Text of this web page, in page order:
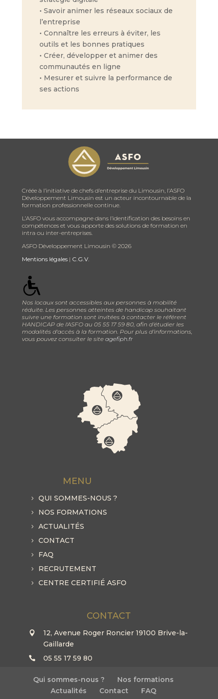
• Savoir animer les réseaux sociaux de
l’entreprise
• Connaître les erreurs à éviter, les
outils et les bonnes pratiques
• Créer, développer et animer des
communautés en ligne
• Mesurer et suivre la performance de
ses actions
Créée à l’initiative de chefs d’entreprise du Limousin, l’ASFO
Développement Limousin est un acteur incontournable de la
formation professionnelle continue.
L’ASFO vous accompagne dans l’identification des besoins en
compétences et vous apporte des solutions de formation en
intra ou inter-entreprises.
ASFO Développement Limousin © 2026
Mentions légales| C.G.V.
Nos locaux sont accessibles aux personnes à mobilité
réduite. Les personnes atteintes de handicap souhaitant
suivre une formation sont invitées à contacter le référent
HANDICAP de l'ASFO au 05 55 17 59 80, afin d’étudier les
modalités d'accès à la formation. Pour plus d’informations,
vous pouvez consulter le site agefiph.fr
MENU
QUI SOMMES-NOUS ?
NOS FORMATIONS
ACTUALITÉS
CONTACT
FAQ
RECRUTEMENT
CENTRE CERTIFIÉ ASFO
CONTACT
12, Avenue Roger Roncier 19100 Brive-la-
Gaillarde
05 55 17 59 80
Qui sommes-nous ?
Nos formations
Actualités
Contact
FAQ